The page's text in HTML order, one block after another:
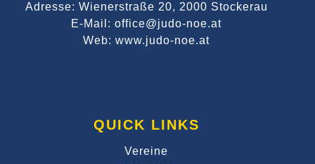
Adresse: Wienerstraße 20, 2000 Stockerau
E-Mail: office@judo-noe.at
Web: www.judo-noe.at
QUICK LINKS
Vereine